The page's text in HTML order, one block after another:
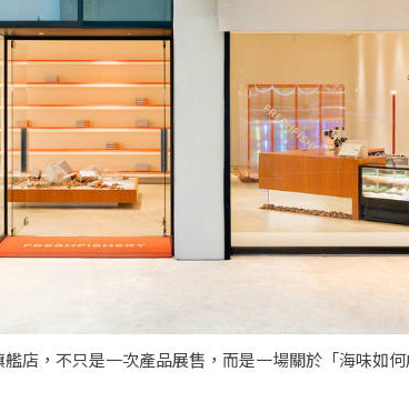
店，不只是一次產品展售，而是一場關於「海味如